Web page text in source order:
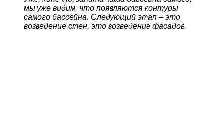
мы уже видим, что появляются контуры
самого бассейна. Следующий этап – это
возведение стен, это возведение фасадов.